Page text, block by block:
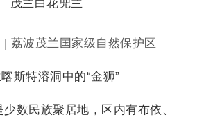
茂兰白花兜兰
斯特溶洞中的“金狮”
数民族聚居地，区内有布依、